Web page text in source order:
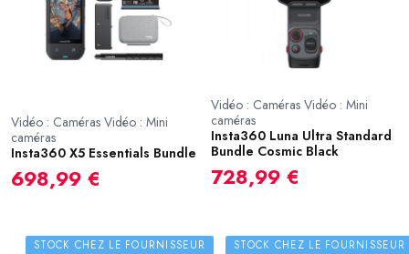
Vidéo : Caméras Vidéo : Mini
caméras
Insta360 X5 Essentials Bundle
698,99 €
Vidéo : Caméras Vidéo : Mini
caméras
Insta360 Luna Ultra Standard
Bundle Cosmic Black
728,99 €
STOCK CHEZ LE FOURNISSEUR STOCK CHEZ LE FOURNISSEUR